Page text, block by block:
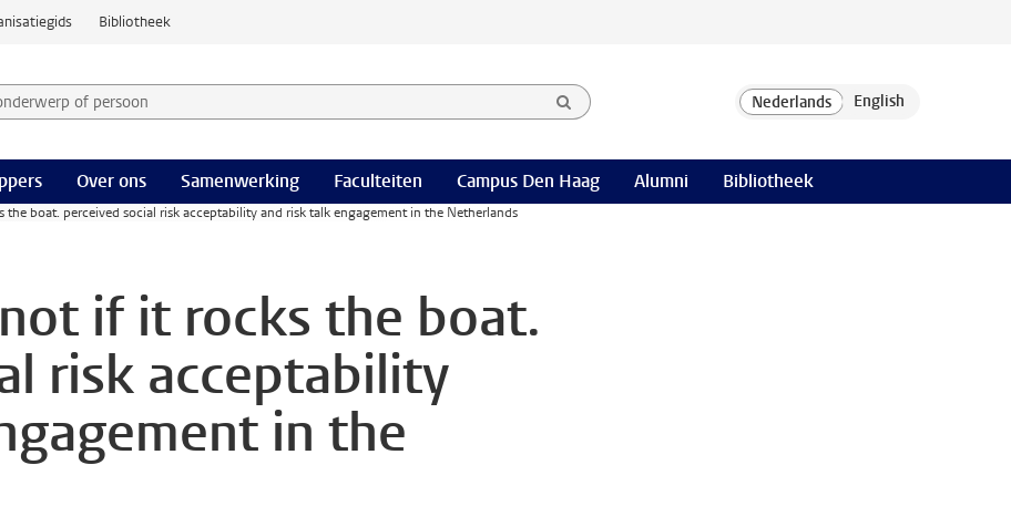
Bibliotheek
of persoon en selecteer categorie
Over ons Samenwerking Faculteiten Campus Den Haag Alumni Bibliotheek
boat. perceived social risk acceptability and risk talk engagement in the Netherlands
if it rocks the boat.
risk acceptability
in the